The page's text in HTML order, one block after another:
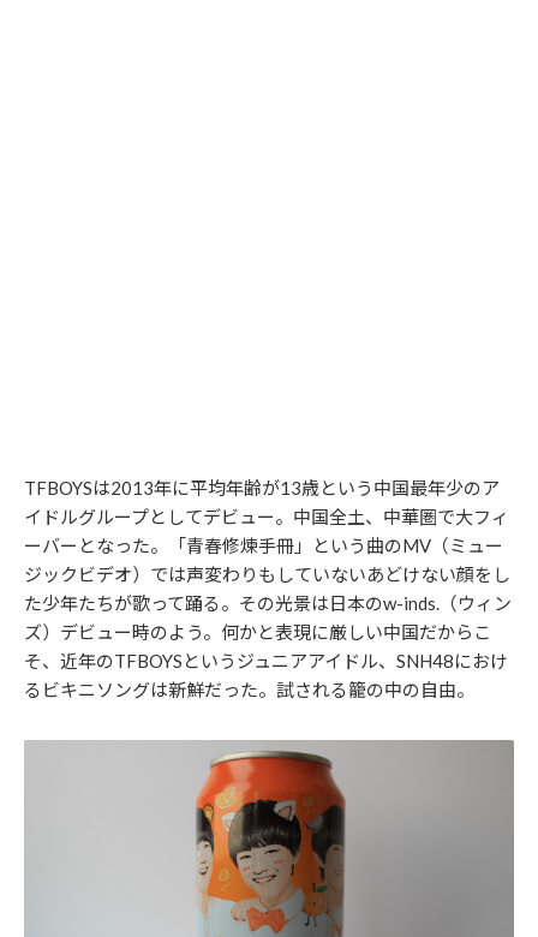
TFBOYSは2013年に平均年齢が13歳という中国最年少のア
イドルグループとしてデビュー。中国全土、中華圏で大フィ
ーバーとなった。「青春修煉手冊」という曲のMV（ミュー
ジックビデオ）では声変わりもしていないあどけない顔をし
た少年たちが歌って踊る。その光景は日本のw-inds.（ウィン
ズ）デビュー時のよう。何かと表現に厳しい中国だからこ
そ、近年のTFBOYSというジュニアアイドル、SNH48におけ
るビキニソングは新鮮だった。試される籠の中の自由。